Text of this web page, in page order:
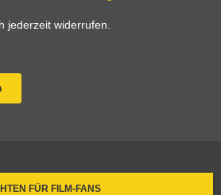
FÜR FILM-FANS